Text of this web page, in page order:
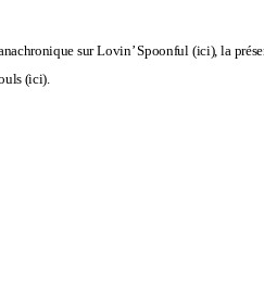
sur Lovin’ Spoonful (ici), la
(ici).